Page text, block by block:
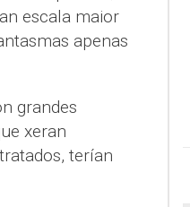
escala maior
apenas
grandes
xeran
terían